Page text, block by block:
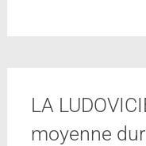
LA
moyenne